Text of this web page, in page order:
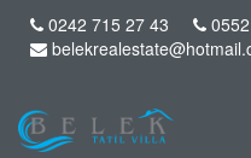
0242 715 27 43